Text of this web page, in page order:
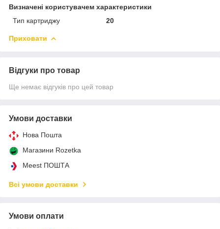
Визначені користувачем характеристики
Тип картриджу
20
Приховати
Відгуки про товар
Ще немає відгуків про цей товар
Умови доставки
Нова Пошта
Магазини Rozetka
Meest ПОШТА
Всі умови доставки
Умови оплати